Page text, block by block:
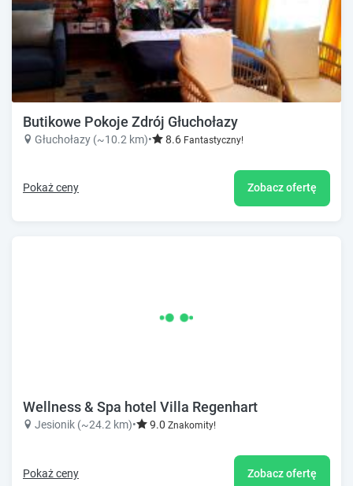
Butikowe Pokoje Zdrój Głuchołazy
Głuchołazy (~10.2 km)• 8.6 Fantastyczny!
Pokaż ceny Zobacz ofertę
Wellness & Spa hotel Villa Regenhart
Jesionik (~24.2 km)• 9.0 Znakomity!
Pokaż ceny Zobacz ofertę